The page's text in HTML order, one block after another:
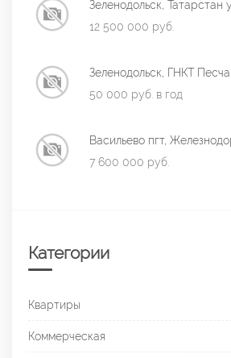
Зеленодольск, Татарстан
12 500 000 руб.
Зеленодольск, ГНКТ
50 000 руб. в год
Васильево пгт,
7 600 000 руб.
Категории
Квартиры
Коммерческая